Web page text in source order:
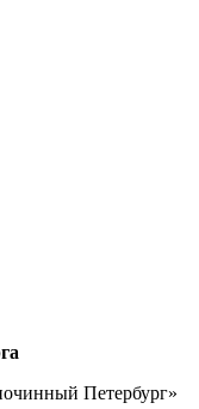
Петербург»